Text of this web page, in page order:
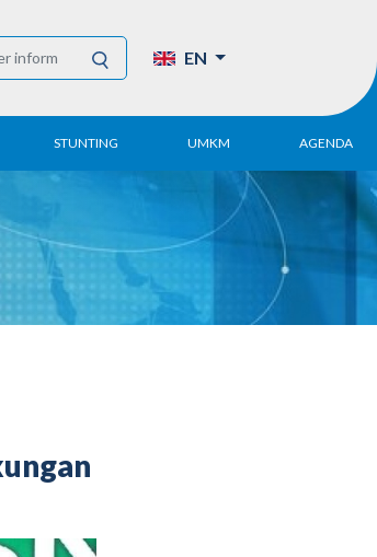
EN
STUNTING UMKM
UMKM DPN Apindo
APINDO UMKM
DPN/DPP/DPK
Activity
AGENDA